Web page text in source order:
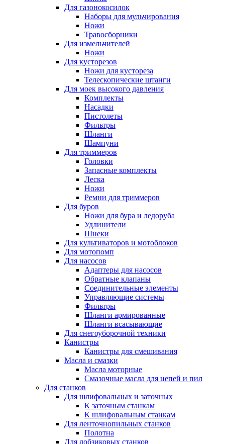
Для газонокосилок
Наборы для мульчирования
Ножи
Травосборники
Для измельчителей
Ножи
Для кусторезов
Ножи для кустореза
Телескопические штанги
Для моек высокого давления
Комплекты
Насадки
Пистолеты
Фильтры
Шланги
Шампуни
Для триммеров
Головки
Запасные комплекты
Леска
Ножи
Ремни для триммеров
Для буров
Ножи для бура и ледоруба
Удлинители
Шнеки
Для культиваторов и мотоблоков
Для мотопомп
Для насосов
Адаптеры для насосов
Обратные клапаны
Соединительные элементы
Управляющие системы
Фильтры
Шланги армированные
Шланги всасывающие
Для снегоуборочной техники
Канистры
Канистры для смешивания
Масла и смазки
Масла моторные
Смазочные масла для цепей и пил
Для станков
Для шлифовальных и заточных
К заточным станкам
К шлифовальным станкам
Для ленточнопильных станков
Полотна
Для лобзиковых станков